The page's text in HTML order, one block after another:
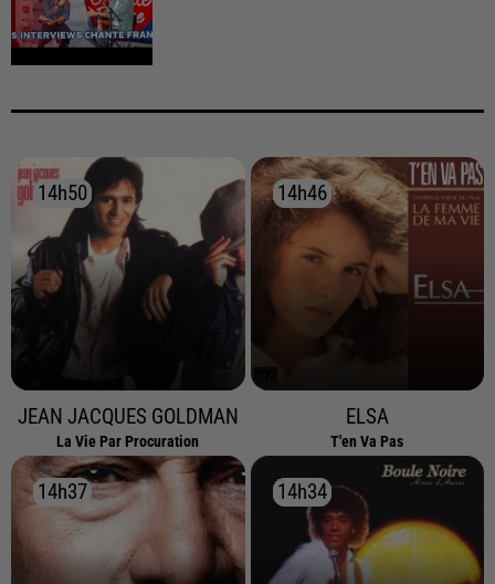
14h50
14h50
JEAN JACQUES GOLDMAN
La Vie Par Procuration
14h46
14h46
ELSA
T'en Va Pas
14h37
14h37 14h34
14h34